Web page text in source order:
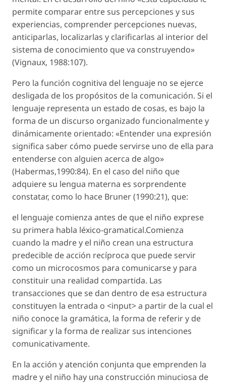
permite comparar entre sus percepciones y sus
experiencias, comprender percepciones nuevas,
anticiparlas, localizarlas y clarificarlas al interior del
sistema de conocimiento que va construyendo»
(Vignaux, 1988:107).
Pero la función cognitiva del lenguaje no se ejerce
desligada de los propósitos de la comunicación. Si el
lenguaje representa un estado de cosas, es bajo la
forma de un discurso organizado funcionalmente y
dinámicamente orientado: «Entender una expresión
significa saber cómo puede servirse uno de ella para
entenderse con alguien acerca de algo»
(Habermas,1990:84). En el caso del niño que
adquiere su lengua materna es sorprendente
constatar, como lo hace Bruner (1990:21), que:
el lenguaje comienza antes de que el niño exprese
su primera habla léxico-gramatical.Comienza
cuando la madre y el niño crean una estructura
predecible de acción recíproca que puede servir
como un microcosmos para comunicarse y para
constituir una realidad compartida. Las
transacciones que se dan dentro de esa estructura
constituyen la entrada o <input> a partir de la cual el
niño conoce la gramática, la forma de referir y de
significar y la forma de realizar sus intenciones
comunicativamente.
En la acción y atención conjunta que emprenden la
madre y el niño hay una construcción minuciosa de